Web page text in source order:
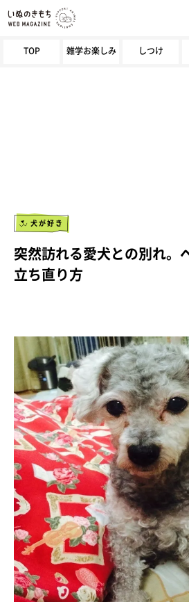
TOP 雑学お楽しみ しつけ
犬が好き
突然訪れる愛犬との別れ。
立ち直り方